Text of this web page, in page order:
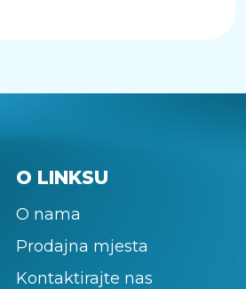
O LINKSU
O nama
Prodajna mjesta
Kontaktirajte nas